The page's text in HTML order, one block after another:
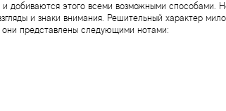
добиваются этого всеми возможными способами.
и знаки внимания. Решительный характер
представлены следующими нотами: